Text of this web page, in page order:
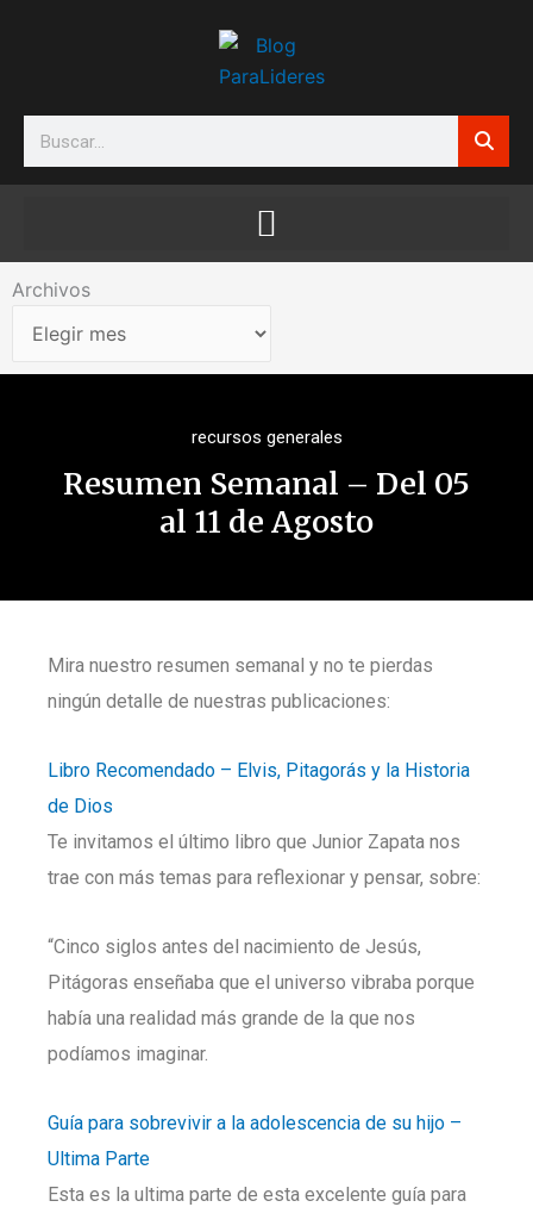
Search
Archivos
Archivos
recursos generales
Resumen Semanal – Del 05
al 11 de Agosto
Mira nuestro resumen semanal y no te pierdas
ningún detalle de nuestras publicaciones:
Libro Recomendado – Elvis, Pitagorás y la Historia
de Dios
Te invitamos el último libro que Junior Zapata nos
trae con más temas para reflexionar y pensar, sobre:
“Cinco siglos antes del nacimiento de Jesús,
Pitágoras enseñaba que el universo vibraba porque
había una realidad más grande de la que nos
podíamos imaginar.
Guía para sobrevivir a la adolescencia de su hijo –
Ultima Parte
Esta es la ultima parte de esta excelente guía para